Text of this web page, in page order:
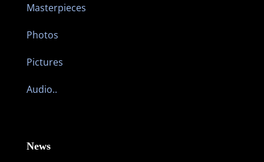
Masterpieces
Photos
Pictures
Audio..
News